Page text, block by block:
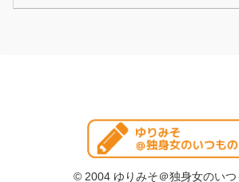
© 2004 ゆりみそ＠独身女のいつ